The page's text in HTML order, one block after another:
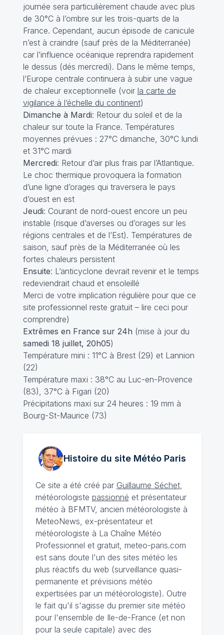
journée sera particulièrement chaude avec plus
de 30°C à l’ombre sur les trois-quarts de la
France. Cependant, aucun épisode de canicule
n’est à craindre (sauf près de la Méditerranée)
car l’influence océanique reprendra rapidement
le dessus (dés mercredi). Dans le même temps,
l’Europe centrale continuera à subir une vague
de chaleur exceptionnelle (voir la carte de
vigilance à l‘échelle du continent)
Dimanche à Mardi: Retour du soleil et de la
chaleur sur toute la France. Températures
moyennes prévues : 27°C dimanche, 30°C lundi
et 31°C mardi
Mercredi: Retour d’air plus frais par l’Atlantique.
Le choc thermique provoquera la formation
d’une ligne d’orages qui traversera le pays
d’ouest en est
Jeudi: Courant de nord-ouest encore un peu
instable (risque d’averses ou d’orages sur les
régions centrales et de l’Est). Températures de
saison, sauf près de la Méditerranée où les
fortes chaleurs persistent
Ensuite: L’anticyclone devrait revenir et le temps
redeviendrait chaud et ensoleillé
Merci de votre implication régulière pour que ce
site professionnel reste gratuit – lire ceci pour
comprendre)
Extrêmes en France sur 24h (mise à jour du
samedi 18 juillet, 20h05)
Température mini : 11°C à Brest (29) et Lannion
(22)
Température maxi : 38°C au Luc-en-Provence
(83), 37°C à Figari (20)
Précipitations maxi sur 24 heures : 19 mm à
Bourg-St-Maurice (73)
Histoire du site MétéoParis
Ce site a été créé par Guillaume Séchet,
météorologiste passionné et présentateur
météo à BFMTV, ancien météorologiste à
MeteoNews, ex-présentateur et
météorologiste à La Chaîne Météo
Professionnel et gratuit, meteo-paris.com
est sans doute l'un des sites météo les
plus réactifs du web (surveillance quasi-
permanente et prévisions météo
expertisées par un météorologiste). Outre
le fait qu'il s'agisse du premier site météo
pour l'ensemble de Ile-de-France (et non
pour la seule capitale) avec des